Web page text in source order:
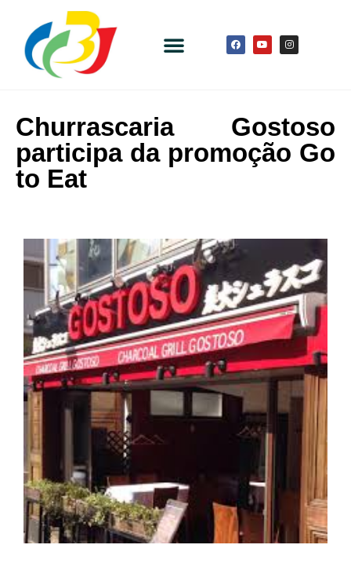
Churrascaria Gostoso
participa da promoção Go
to Eat